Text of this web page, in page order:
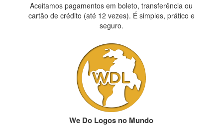
Aceitamos pagamentos em boleto, transferência ou
cartão de crédito (até 12 vezes). É simples, prático e
seguro.
We Do Logos no Mundo